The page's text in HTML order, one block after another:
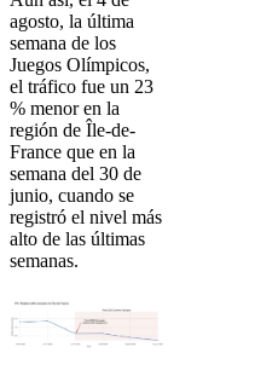
agosto, la última
semana de los
Juegos Olímpicos,
el tráfico fue un 23
% menor en la
región de Île-de-
France que en la
semana del 30 de
junio, cuando se
registró el nivel más
alto de las últimas
semanas.